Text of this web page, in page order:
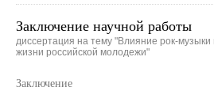
Заключение научной работы
диссертация на тему "Влияние рок-
жизни российской молодежи"
Заключение